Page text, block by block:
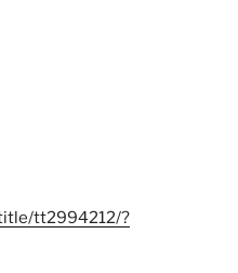
tt2994212/?